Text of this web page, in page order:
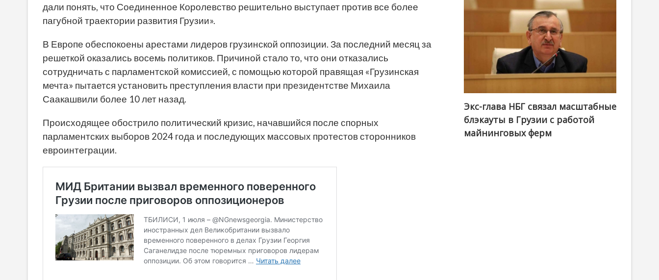
дали понять, что Соединенное Королевство решительно выступает против все более
пагубной траектории развития Грузии».
В Европе обеспокоены арестами лидеров грузинской оппозиции. За последний месяц за
решеткой оказались восемь политиков. Причиной стало то, что они отказались
сотрудничать с парламентской комиссией, с помощью которой правящая «Грузинская
мечта» пытается установить преступления власти при президентстве Михаила
Саакашвили более 10 лет назад.
Происходящее обострило политический кризис, начавшийся после спорных
парламентских выборов 2024 года и последующих массовых протестов сторонников
евроинтеграции.
Экс-глава НБГ связал масштабные
блэкауты в Грузии с работой
майнинговых ферм